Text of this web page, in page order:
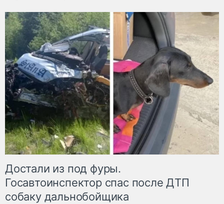
Достали из под фуры.
Госавтоинспектор спас после ДТП
собаку дальнобойщика